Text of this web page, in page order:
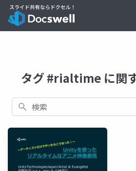
タグ #rialtime に関
検索